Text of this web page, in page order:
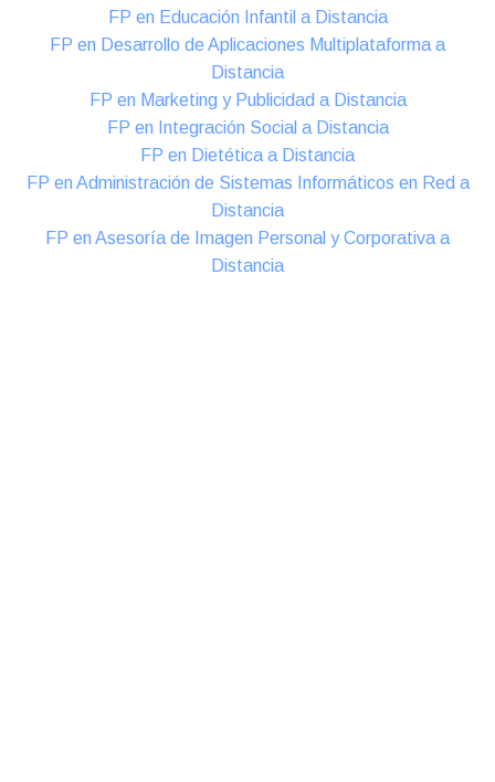
FP en Educación Infantil a Distancia
FP en Desarrollo de Aplicaciones Multiplataforma a
Distancia
FP en Marketing y Publicidad a Distancia
FP en Integración Social a Distancia
FP en Dietética a Distancia
FP en Administración de Sistemas Informáticos en Red a
Distancia
FP en Asesoría de Imagen Personal y Corporativa a
Distancia